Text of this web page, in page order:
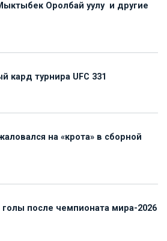
Оролбай уулу и другие
кард турнира UFC 331
на «крота» в сборной
после чемпионата мира-2026